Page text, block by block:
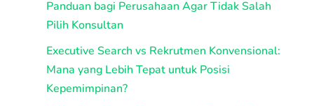
Panduan bagi Perusahaan Agar Tidak Salah
Pilih Konsultan
Executive Search vs Rekrutmen Konvensional:
Mana yang Lebih Tepat untuk Posisi
Kepemimpinan?